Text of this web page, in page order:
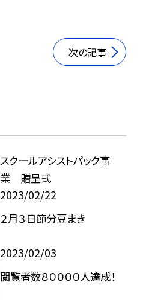
次の記事
スクールアシストパック事
業 贈呈式
2023/02/22
２月３日節分豆まき
2023/02/03
閲覧者数８００００人達成！